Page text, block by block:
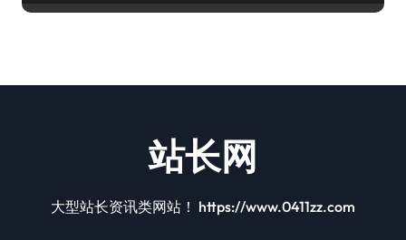
站长网
大型站长资讯类网站！ https://www.0411zz.com